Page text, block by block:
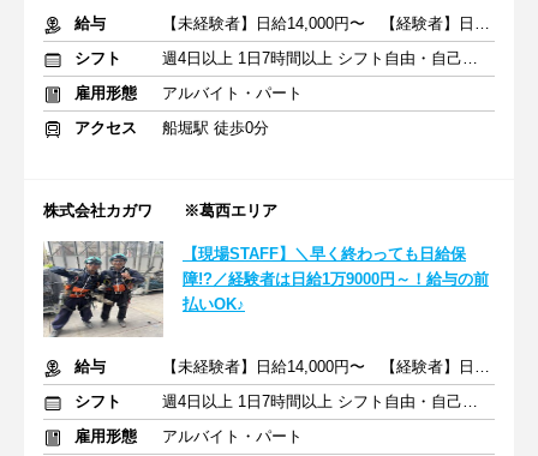
給与
【未経験者】日給14,000円〜 【経験者】日給19,000円〜
シフト
週4日以上 1日7時間以上 シフト自由・自己申告
雇用形態
アルバイト・パート
アクセス
船堀駅 徒歩0分
株式会社カガワ ※葛西エリア
【現場STAFF】＼早く終わっても日給保
障!?／経験者は日給1万9000円～！給与の前
払いOK♪
給与
【未経験者】日給14,000円〜 【経験者】日給19,000円〜
シフト
週4日以上 1日7時間以上 シフト自由・自己申告
雇用形態
アルバイト・パート